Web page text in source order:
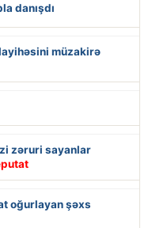
danışdı
müzakirə
zəruri sayanlar
oğurlayan şəxs